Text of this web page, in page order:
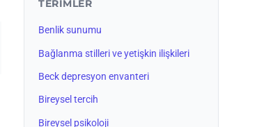
TERIMLER
Benlik sunumu
Bağlanma stilleri ve yetişkin ilişkileri
Beck depresyon envanteri
Bireysel tercih
Bireysel psikoloji